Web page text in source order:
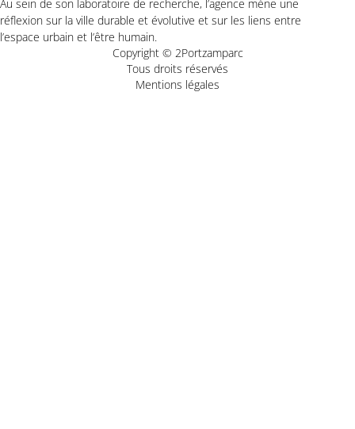
Au sein de son laboratoire de recherche, l’agence mène une
réflexion sur la ville durable et évolutive et sur les liens entre
l’espace urbain et l’être humain.
Copyright © 2Portzamparc
Tous droits réservés
Mentions légales